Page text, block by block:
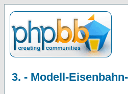
3. - Modell-